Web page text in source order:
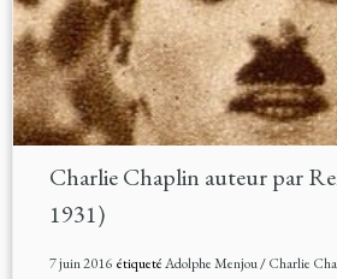
Charlie Chaplin auteur par
1931)
7 juin 2016étiquetéAdolphe Menjou/Charlie